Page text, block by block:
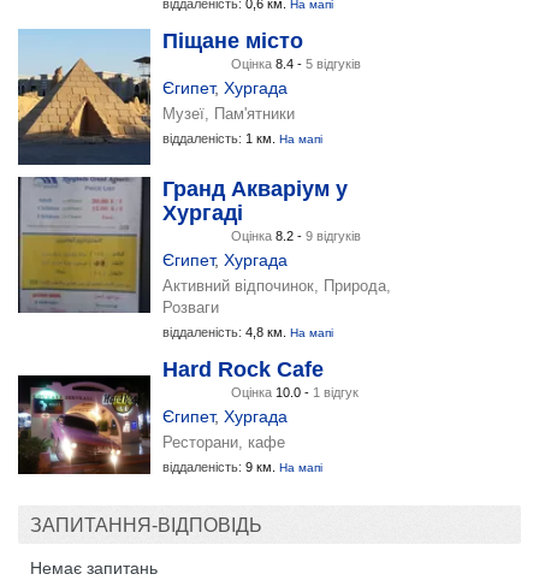
віддаленість: 0,6 км. На мапі
Піщане місто
Оцінка 8.4 - 5 відгуків
Єгипет, Хургада
Музеї, Пам'ятники
віддаленість: 1 км. На мапі
Гранд Акваріум у
Хургаді
Оцінка 8.2 - 9 відгуків
Єгипет, Хургада
Активний відпочинок, Природа,
Розваги
віддаленість: 4,8 км. На мапі
Hard Rock Cafe
Оцінка 10.0 - 1 відгук
Єгипет, Хургада
Ресторани, кафе
віддаленість: 9 км. На мапі
ЗАПИТАННЯ-ВІДПОВІДЬ
Немає запитань